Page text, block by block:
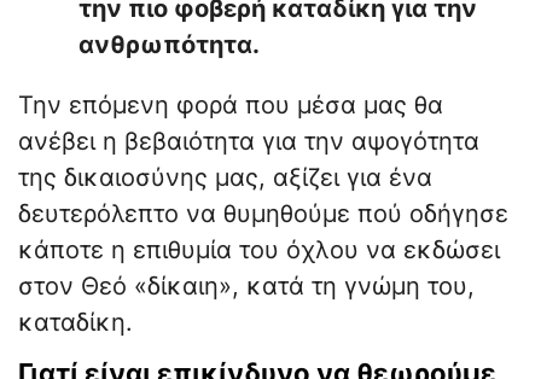
την πιο φοβερή καταδίκη για την
ανθρωπότητα.
Την επόμενη φορά που μέσα μας θα
ανέβει η βεβαιότητα για την αψογότητα
της δικαιοσύνης μας, αξίζει για ένα
δευτερόλεπτο να θυμηθούμε πού οδήγησε
κάποτε η επιθυμία του όχλου να εκδώσει
στον Θεό «δίκαιη», κατά τη γνώμη του,
καταδίκη.